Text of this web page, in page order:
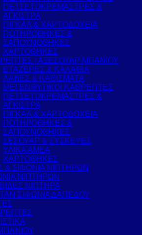
ΠΕΤΣΕΤΟΚΡΕΜΑΣΤΡΕΣ &
ΑΓΚΙΣΤΡΑ
ΠΙΓΚΑΛ & ΧΑΡΤΟΔΟΧΕΙΑ
ΠΟΤΗΡΟΘΗΚΕΣ &
ΣΑΠΟΥΝΟΘΗΚΕΣ
ΧΑΡΤΟΘΗΚΕΣ
/ ΑΞΕΣΟΥΑΡ ΜΠΑΝΙΟΥ
ΕΤΑΖΕΡΕΣ & ΚΑΛΑΘΙΑ
ΛΑΒΕΣ & ΚΑΘΙΣΜΑΤΑ
ΜΕΓΕΝΘΥΤΙΚΟΙ ΚΑΘΡΕΠΤΕΣ
ΠΕΤΣΕΤΟΚΡΕΜΑΣΤΡΕΣ &
ΑΓΚΙΣΤΡΑ
ΠΙΓΚΑΛ & ΧΑΡΤΟΔΟΧΕΙΑ
ΠΟΤΗΡΟΘΗΚΕΣ &
ΣΑΠΟΥΝΟΘΗΚΕΣ
ΣΕΣΟΥΑΡ & ΣΥΣΚΕΥΕΣ
ΥΛΙΚΑ ΑΜΕΑ
ΧΑΡΤΟΘΗΚΕΣ
& ΣΙΦΟΝΙΑ ΝΙΠΤΗΡΩΝ
ΝΙΠΤΗΡΩΝ
ΝΙΠΤΗΡΑ
ΣΙΦΩΝΙΑ ΔΑΠΕΔΟΥ